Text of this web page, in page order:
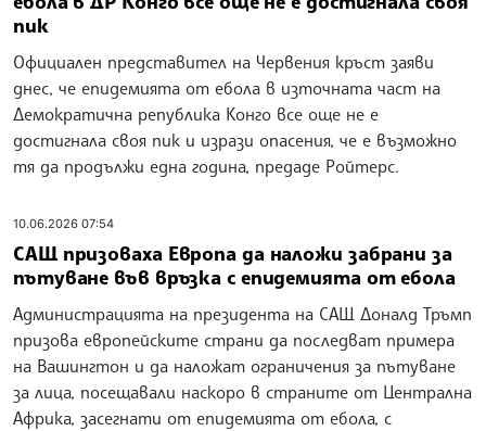
пик
Официален представител на Червения кръст заяви
днес, че епидемията от ебола в източната част на
Демократична република Конго все още не е
достигнала своя пик и изрази опасения, че е възможно
тя да продължи една година, предаде Ройтерс.
10.06.2026 07:54
САЩ призоваха Европа да наложи забрани за
пътуване във връзка с епидемията от ебола
Администрацията на президента на САЩ Доналд Тръмп
призова европейските страни да последват примера
на Вашингтон и да наложат ограничения за пътуване
за лица, посещавали наскоро в страните от Централна
Африка, засегнати от епидемията от ебола, с